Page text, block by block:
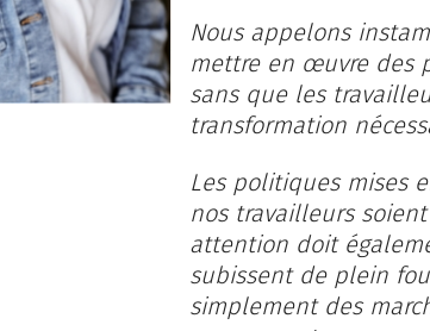
Nous appelons
mettre en œuvre des
sans que les
transformation
Les politiques mises
nos travailleurs
attention doit
subissent de plein
simplement des